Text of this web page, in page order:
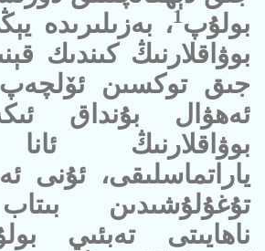
بولۇپ1، بەزىلىرىدە
جىق توكسىن ئۆلچەپ
ئەھۋال بۇنداق
بوۋاقلارنىڭ
ياراتماسلىقى، ئۇنى
تۇغۇلۇشىدىن
ناھايىتى تەبئىي